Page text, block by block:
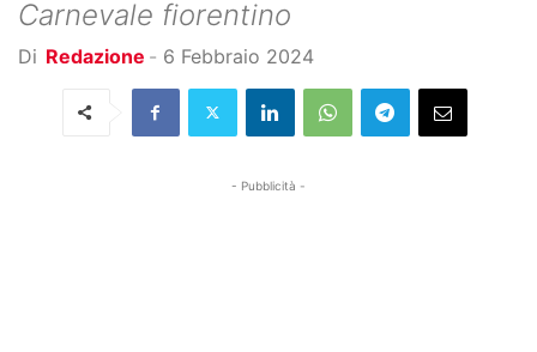
Carnevale fiorentino
Di Redazione - 6 Febbraio 2024
- Pubblicità -